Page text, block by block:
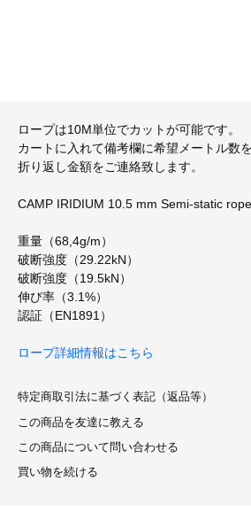
ロープは10M単位でカットが可能です。
カートに入れて備考欄に希望メートル数
折り返し金額をご連絡致します。
CAMP IRIDIUM 10.5 mm Semi-static rope
重量（68,4g/m）
破断強度（29.22kN）
破断強度（19.5kN）
伸び率（3.1%）
認証（EN1891）
ロープ詳細情報はこちら
特定商取引法に基づく表記（返品等）
この商品を友達に教える
この商品について問い合わせる
買い物を続ける